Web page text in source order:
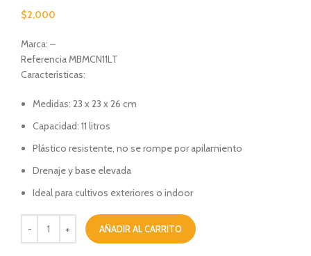
$2,000
Marca: –
Referencia MBMCN11LT
Características:
Medidas: 23 x 23 x 26 cm
Capacidad: 11 litros
Plástico resistente, no se rompe por apilamiento
Drenaje y base elevada
Ideal para cultivos exteriores o indoor
AÑADIR AL CARRITO